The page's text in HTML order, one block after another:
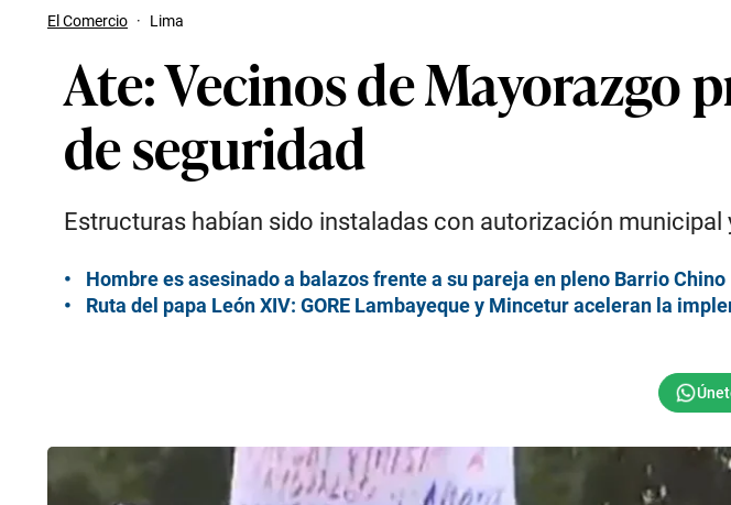
El Comercio · Lima
Ate: Vecinos de Mayorazgo
de seguridad
Estructuras habían sido instaladas con autorización municipal
Hombre es asesinado a balazos frente a su pareja en pleno Barrio Chino
Ruta del papa León XIV: GORE Lambayeque y Mincetur aceleran la